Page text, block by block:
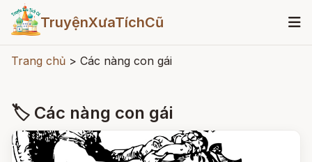
TruyệnXưaTíchCũ
Trang chủ > Các nàng con gái
🏷 Các nàng con gái